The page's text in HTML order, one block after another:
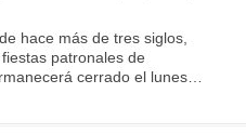
hace más de tres siglos,
patronales de
cerrado el lunes…